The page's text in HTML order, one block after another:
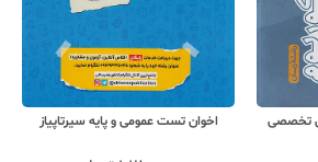
تخصصی اخوان تست عمومی و پایه سیرتاپیاز